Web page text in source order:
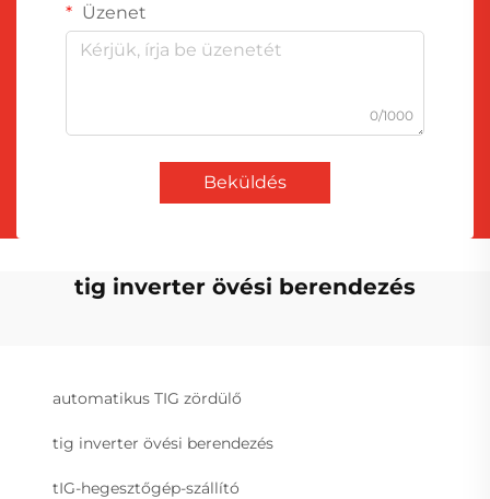
Üzenet
0/1000
Beküldés
tig inverter övési berendezés
automatikus TIG zördülő
tig inverter övési berendezés
tIG-hegesztőgép-szállító